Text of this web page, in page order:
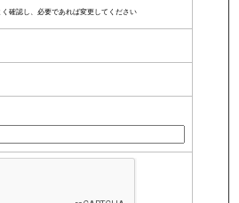
確認し、必要であれば変更してください